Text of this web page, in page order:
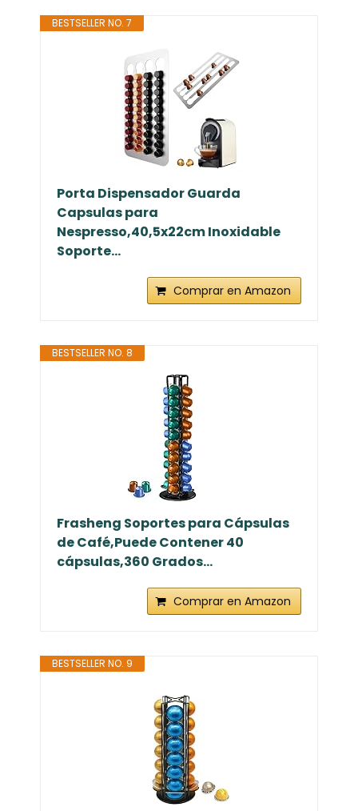
BESTSELLER NO. 7
Porta Dispensador Guarda
Capsulas para
Nespresso,40,5x22cm Inoxidable
Soporte...
Comprar en Amazon
BESTSELLER NO. 8
Frasheng Soportes para Cápsulas
de Café,Puede Contener 40
cápsulas,360 Grados...
Comprar en Amazon
BESTSELLER NO. 9